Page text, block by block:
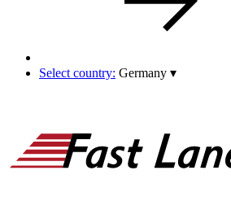
Select country: Germany ▾